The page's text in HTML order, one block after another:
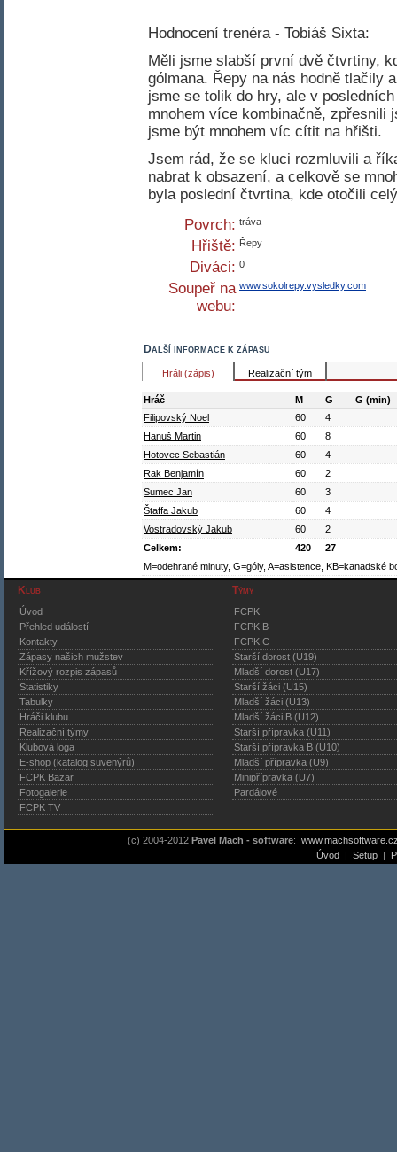
Hodnocení trenéra - Tobiáš Sixta:
Měli jsme slabší první dvě čtvrtiny,
gólmana. Řepy na nás hodně tlačily
jsme se tolik do hry, ale v
mnohem více kombinačně, zpřesnili
jsme být mnohem víc cítit na hřišti.
Jsem rád, že se kluci rozmluvili a
nabrat k obsazení, a celkově se
byla poslední čtvrtina, kde otočili
Povrch: tráva
Hřiště: Řepy
Diváci: 0
Soupeř na
webu:
www.sokolrepy.vysledky.com
Další informace k zápasu
Hráli (zápis) Realizační tým
Hráč M G
G (min)
Filipovský Noel
60
4
Hanuš Martin
60
8
Hotovec Sebastián
60
4
Rak Benjamín
60
2
Sumec Jan
60
3
Štaffa Jakub
60
4
Vostradovský Jakub
60
2
Celkem:
420
27
M=odehrané minuty, G=góly, A=asistence, KB=kanadské
Klub
Úvod
Přehled událostí
Kontakty
Zápasy našich mužstev
Křížový rozpis zápasů
Statistiky
Tabulky
Hráči klubu
Realizační týmy
Klubová loga
E-shop (katalog suvenýrů)
FCPK Bazar
Fotogalerie
FCPK TV
Týmy
FCPK
FCPK B
FCPK C
Starší dorost (U19)
Mladší dorost (U17)
Starší žáci (U15)
Mladší žáci (U13)
Mladší žáci B (U12)
Starší přípravka (U11)
Starší přípravka B (U10)
Mladší přípravka (U9)
Minipřípravka (U7)
Pardálové
(c) 2004-2012 Pavel Mach - software:
Úvod | Setup |